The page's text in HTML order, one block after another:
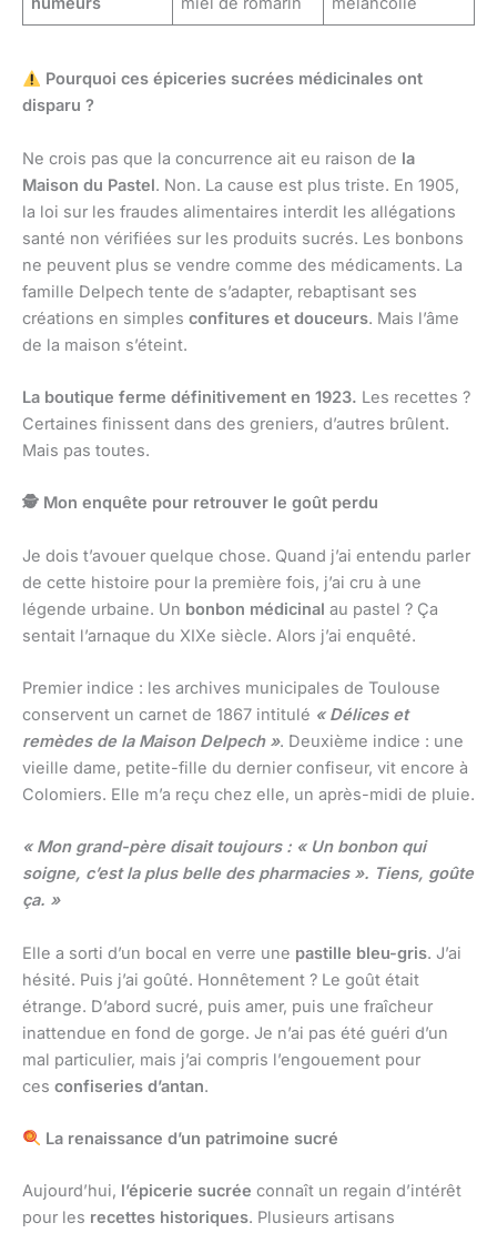
Pourquoi ces épiceries sucrées médicinales ont
disparu ?
Ne crois pas que la concurrence ait eu raison de la
Maison du Pastel. Non. La cause est plus triste. En 1905,
la loi sur les fraudes alimentaires interdit les allégations
santé non vérifiées sur les produits sucrés. Les bonbons
ne peuvent plus se vendre comme des médicaments. La
famille Delpech tente de s’adapter, rebaptisant ses
créations en simples confitures et douceurs. Mais l’âme
de la maison s’éteint.
La boutique ferme définitivement en 1923. Les recettes ?
Certaines finissent dans des greniers, d’autres brûlent.
Mais pas toutes.
🕵️ Mon enquête pour retrouver le goût perdu
Je dois t’avouer quelque chose. Quand j’ai entendu parler
de cette histoire pour la première fois, j’ai cru à une
légende urbaine. Un bonbon médicinal au pastel ? Ça
sentait l’arnaque du XIXe siècle. Alors j’ai enquêté.
Premier indice : les archives municipales de Toulouse
conservent un carnet de 1867 intitulé « Délices et
remèdes de la Maison Delpech ». Deuxième indice : une
vieille dame, petite-fille du dernier confiseur, vit encore à
Colomiers. Elle m’a reçu chez elle, un après-midi de pluie.
« Mon grand-père disait toujours : « Un bonbon qui
soigne, c’est la plus belle des pharmacies ». Tiens, goûte
ça. »
Elle a sorti d’un bocal en verre une pastille bleu-gris. J’ai
hésité. Puis j’ai goûté. Honnêtement ? Le goût était
étrange. D’abord sucré, puis amer, puis une fraîcheur
inattendue en fond de gorge. Je n’ai pas été guéri d’un
mal particulier, mais j’ai compris l’engouement pour
ces confiseries d’antan.
La renaissance d’un patrimoine sucré
Aujourd’hui, l’épicerie sucrée connaît un regain d’intérêt
pour les recettes historiques. Plusieurs artisans